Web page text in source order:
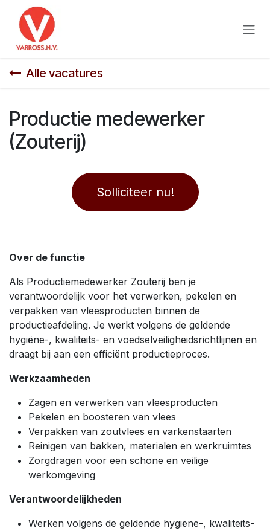
Overslaan naar inhoud
Alle vacatures
Productie medewerker
(Zouterij)
Solliciteer nu!
Over de functie
Als Productiemedewerker Zouterij ben je
verantwoordelijk voor het verwerken, pekelen en
verpakken van vleesproducten binnen de
productieafdeling. Je werkt volgens de geldende
hygiëne-, kwaliteits- en voedselveiligheidsrichtlijnen en
draagt bij aan een efficiënt productieproces.
Werkzaamheden
Zagen en verwerken van vleesproducten
Pekelen en boosteren van vlees
Verpakken van zoutvlees en varkenstaarten
Reinigen van bakken, materialen en werkruimtes
Zorgdragen voor een schone en veilige
werkomgeving
Verantwoordelijkheden
Werken volgens de geldende hygiëne-, kwaliteits-